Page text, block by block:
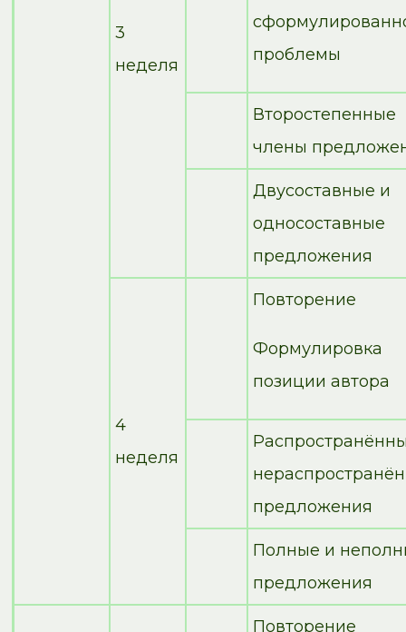
3
неделя
проблемы
Второстепенные
члены
Двусоставные и
односоставные
предложения
4
неделя
Повторение
Формулировка
позиции автора
предложения
Полные и
предложения
Повторение